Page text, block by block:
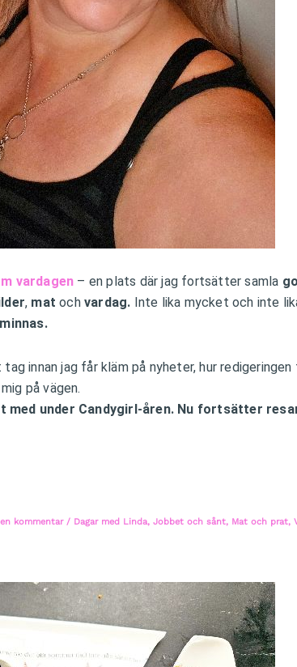
vardagen – en plats där jag fortsätter samla
, mat ochvardag. Inte lika mycket och inte
innan jag får kläm på nyheter, hur redigeringen
på vägen.
med under Candygirl-åren. Nu fortsätter
kommentar / Dagar med Linda, Jobbet och sånt, Mat och prat,